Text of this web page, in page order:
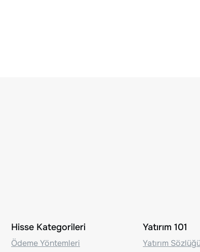
Hisse Kategorileri
Ödeme Yöntemleri
Yatırım 101
Yatırım